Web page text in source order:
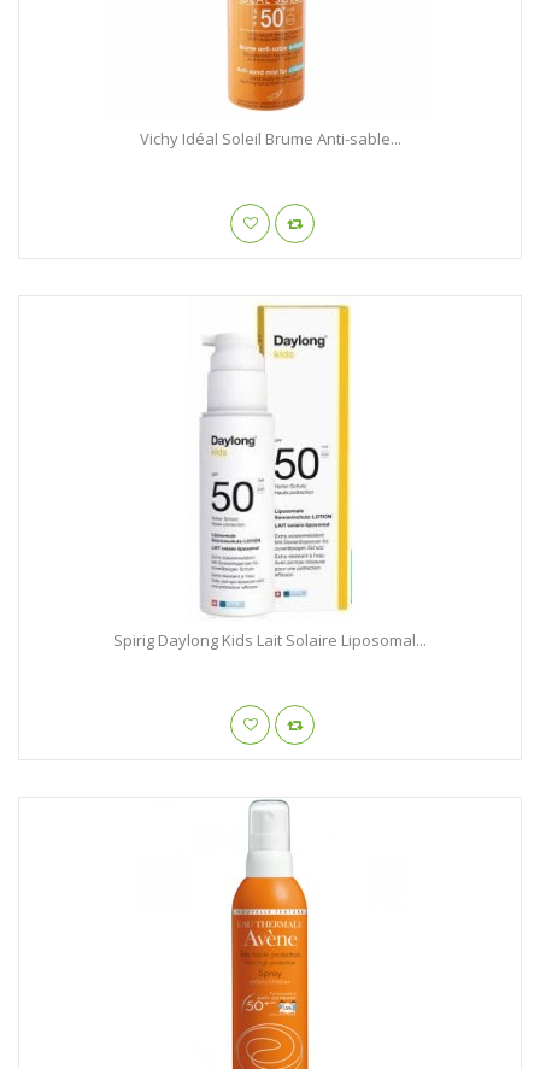
Vichy Idéal Soleil Brume Anti-sable...
Spirig Daylong Kids Lait Solaire Liposomal...